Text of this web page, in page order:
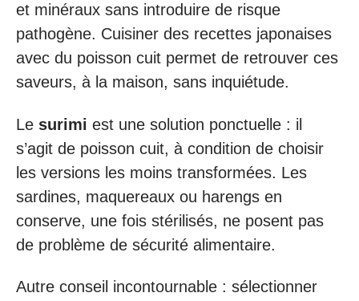
et minéraux sans introduire de risque
pathogène. Cuisiner des recettes japonaises
avec du poisson cuit permet de retrouver ces
saveurs, à la maison, sans inquiétude.
Le surimi est une solution ponctuelle : il
s’agit de poisson cuit, à condition de choisir
les versions les moins transformées. Les
sardines, maquereaux ou harengs en
conserve, une fois stérilisés, ne posent pas
de problème de sécurité alimentaire.
Autre conseil incontournable : sélectionner